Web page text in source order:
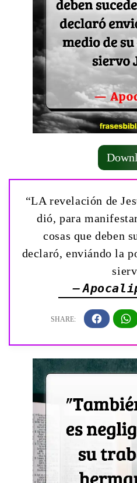
“LA revelación de
dió, para
cosas que deben
declaró, enviándo la
—